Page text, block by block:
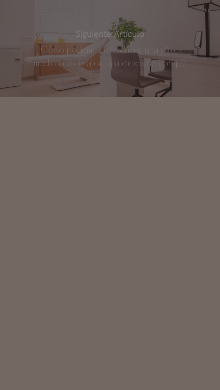
Siguiente Artículo
¿Cómo podemos diferenciar una clínica
médico estética de una clínica de garaje?